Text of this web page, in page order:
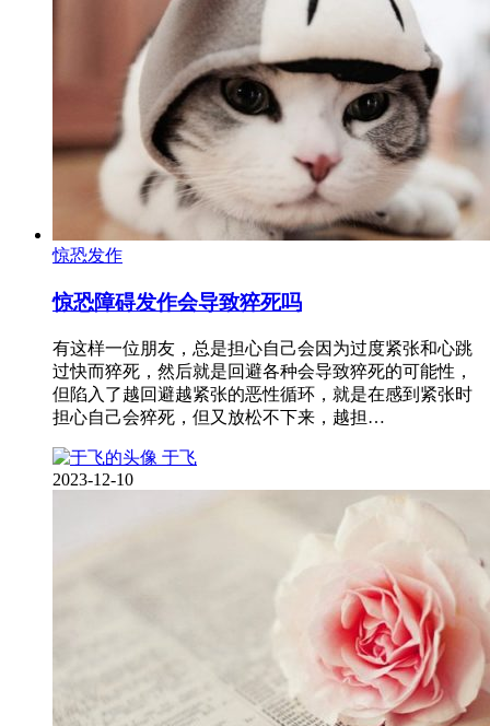
惊恐发作
惊恐障碍发作会导致猝死吗
有这样一位朋友，总是担心自己会因为过度紧张和心跳
过快而猝死，然后就是回避各种会导致猝死的可能性，
但陷入了越回避越紧张的恶性循环，就是在感到紧张时
担心自己会猝死，但又放松不下来，越担…
于飞
2023-12-10